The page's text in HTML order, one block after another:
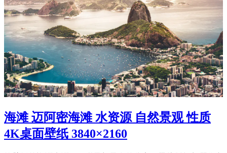
海滩 迈阿密海滩 水资源 自然景观 性质
4K桌面壁纸 3840×2160